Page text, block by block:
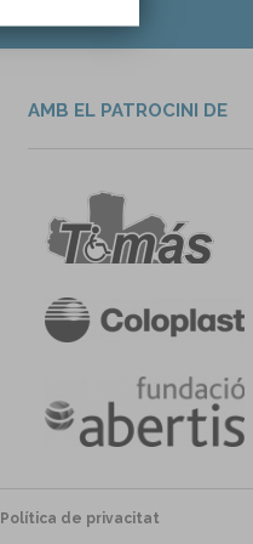
AMB EL PATROCINI DE
Política de privacitat